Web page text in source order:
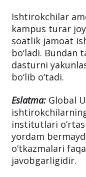
Ishtirokchilar
kampus turar
soatlik jamoat
bo‘ladi. Bundan
dasturni
bo‘lib o‘tadi.
Eslatma: Global
institutlari
yordam
o‘tkazmalari
javobgarligidir.